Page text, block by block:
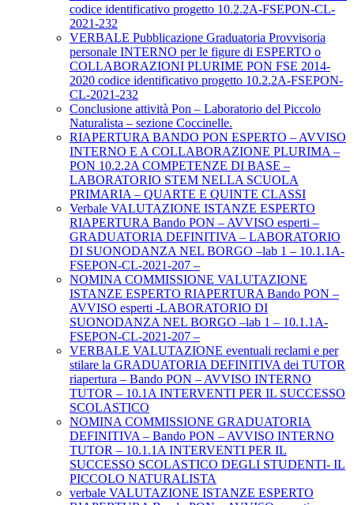
codice identificativo progetto 10.2.2A-FSEPON-CL-
2021-232
VERBALE Pubblicazione Graduatoria Provvisoria
personale INTERNO per le figure di ESPERTO o
COLLABORAZIONI PLURIME PON FSE 2014-
2020 codice identificativo progetto 10.2.2A-FSEPON-
CL-2021-232
Conclusione attività Pon – Laboratorio del Piccolo
Naturalista – sezione Coccinelle.
RIAPERTURA BANDO PON ESPERTO – AVVISO
INTERNO E A COLLABORAZIONE PLURIMA –
PON 10.2.2A COMPETENZE DI BASE –
LABORATORIO STEM NELLA SCUOLA
PRIMARIA – QUARTE E QUINTE CLASSI
Verbale VALUTAZIONE ISTANZE ESPERTO
RIAPERTURA Bando PON – AVVISO esperti –
GRADUATORIA DEFINITIVA – LABORATORIO
DI SUONODANZA NEL BORGO –lab 1 – 10.1.1A-
FSEPON-CL-2021-207 –
NOMINA COMMISSIONE VALUTAZIONE
ISTANZE ESPERTO RIAPERTURA Bando PON –
AVVISO esperti -LABORATORIO DI
SUONODANZA NEL BORGO –lab 1 – 10.1.1A-
FSEPON-CL-2021-207 –
VERBALE VALUTAZIONE eventuali reclami e per
stilare la GRADUATORIA DEFINITIVA dei TUTOR
riapertura – Bando PON – AVVISO INTERNO
TUTOR – 10.1A INTERVENTI PER IL SUCCESSO
SCOLASTICO
NOMINA COMMISSIONE GRADUATORIA
DEFINITIVA – Bando PON – AVVISO INTERNO
TUTOR – 10.1.1A INTERVENTI PER IL
SUCCESSO SCOLASTICO DEGLI STUDENTI- IL
PICCOLO NATURALISTA
verbale VALUTAZIONE ISTANZE ESPERTO